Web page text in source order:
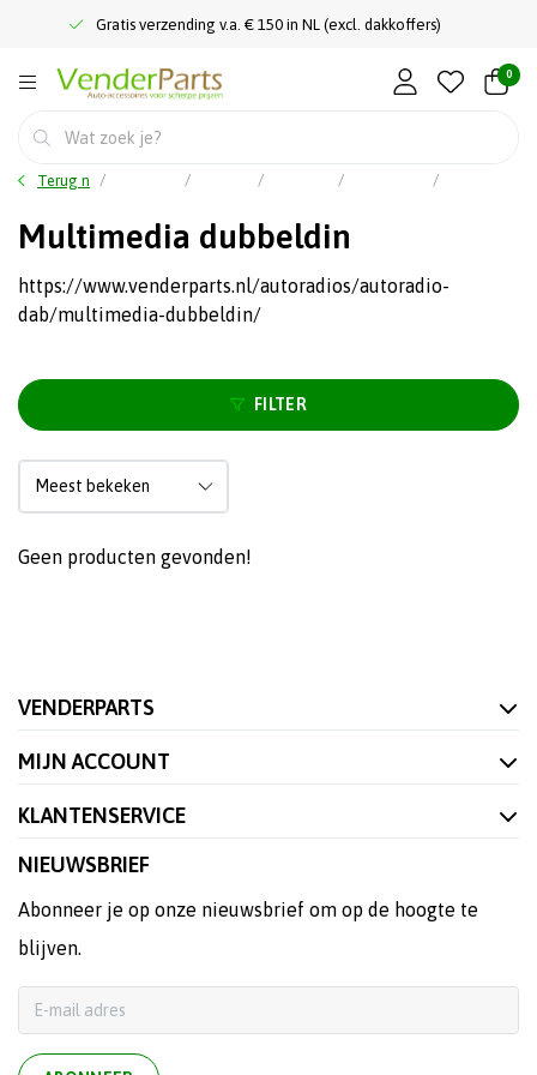
Gratis verzending v.a. € 150 in NL (excl. dakkoffers)
0
Terug naar home
Multimedia dubbeldin
https://www.venderparts.nl/autoradios/autoradio-
dab/multimedia-dubbeldin/
FILTER
Geen producten gevonden!
VENDERPARTS
MIJN ACCOUNT
KLANTENSERVICE
NIEUWSBRIEF
Abonneer je op onze nieuwsbrief om op de hoogte te
blijven.